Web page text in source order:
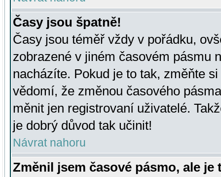
Časy jsou špatně!
Časy jsou téměř vždy v pořádku,
zobrazené v jiném časovém pásmu
nacházíte. Pokud je to tak, změňte
vědomí, že změnou časového
měnit jen registrovaní uživatelé.
je dobrý důvod tak učinit!
Návrat nahoru
Změnil jsem časové pásmo, ale je